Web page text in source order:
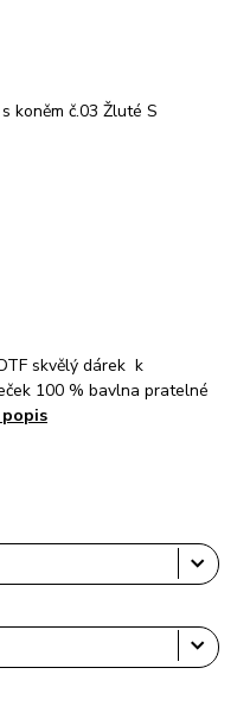
skvělý dárek k
100 % bavlna pratelné